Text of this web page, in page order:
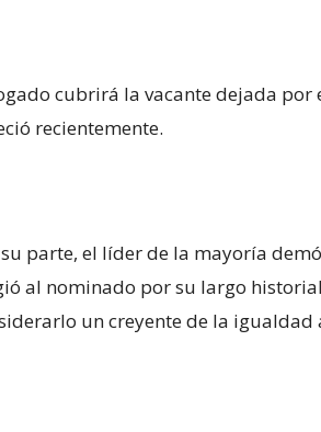
cubrirá la vacante dejada
recientemente.
parte, el líder de la mayoría
al nominado por su largo
un creyente de la igualdad